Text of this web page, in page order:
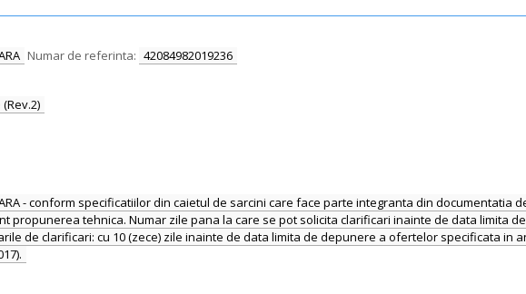
Numar de referinta: 42084982019236
- conform specificatiilor din caietul de sarcini care face parte integranta din
propunerea tehnica. Numar zile pana la care se pot solicita clarificari inainte de data limita
de clarificari: cu 10 (zece) zile inainte de data limita de depunere a ofertelor specificata in